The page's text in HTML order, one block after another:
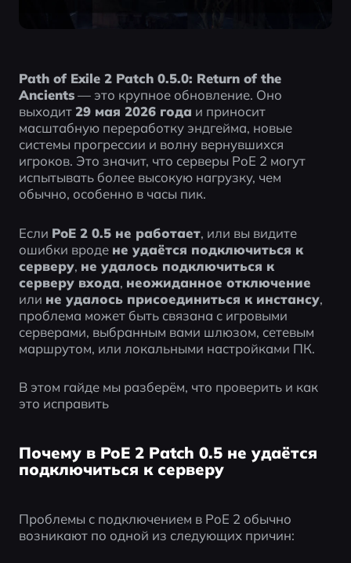
Path of Exile 2 Patch 0.5.0: Return of the
Ancients — это крупное обновление. Оно
выходит 29 мая 2026 года и приносит
масштабную переработку эндгейма, новые
системы прогрессии и волну вернувшихся
игроков. Это значит, что серверы PoE 2 могут
испытывать более высокую нагрузку, чем
обычно, особенно в часы пик.
Если PoE 2 0.5 не работает, или вы видите
ошибки вроде не удаётся подключиться к
серверу, не удалось подключиться к
серверу входа, неожиданное отключение
или не удалось присоединиться к инстансу,
проблема может быть связана с игровыми
серверами, выбранным вами шлюзом, сетевым
маршрутом, или локальными настройками ПК.
В этом гайде мы разберём, что проверить и как
это исправить
Почему в PoE 2 Patch 0.5 не удаётся
подключиться к серверу
Проблемы с подключением в PoE 2 обычно
возникают по одной из следующих причин: